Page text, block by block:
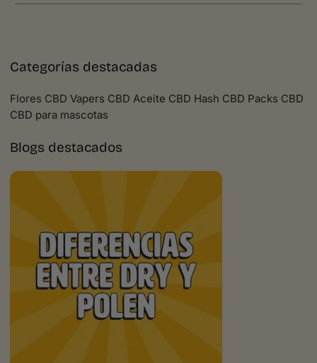
Categorías destacadas
Flores CBD Vapers CBD Aceite CBD Hash CBD Packs CBD
CBD para mascotas
Blogs destacados